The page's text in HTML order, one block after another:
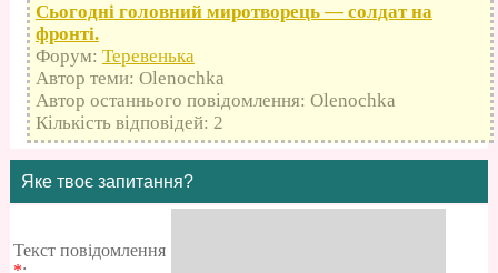
Сьогодні головний миротворець — солдат на
фронті.
Форум: Теревенька
Автор теми: Olenochka
Автор останнього повідомлення: Olenochka
Кількість відповідей: 2
Яке твоє запитання?
Текст повідомлення